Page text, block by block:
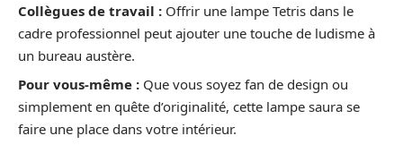
Collègues de travail : Offrir une lampe Tetris dans le
cadre professionnel peut ajouter une touche de ludisme à
un bureau austère.
Pour vous-même : Que vous soyez fan de design ou
simplement en quête d’originalité, cette lampe saura se
faire une place dans votre intérieur.